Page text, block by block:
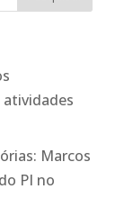
atividades
Marcos
PI no